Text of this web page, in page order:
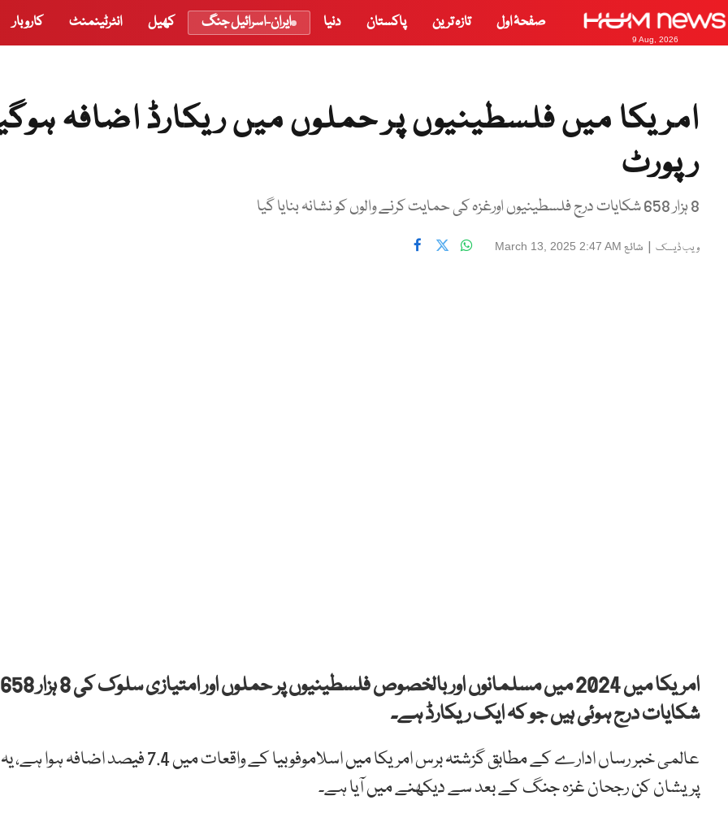
9 Aug, 2026
صفحۂ اول تازہ ترین پاکستان دنیا ایران-اسرائیل جنگ کھیل انٹرٹینمنٹ کاروبار
امریکا میں فلسطینیوں پر حملوں میں ریکارڈ اضافہ
رپورٹ
8 ہزار 658 شکایات درج فلسطینیوں اورغزہ کی حمایت کرنے والوں کو نشانہ بنایا گیا
ویب ڈیسک | شائع March 13, 2025 2:47 AM
امریکا میں 2024 میں مسلمانوں اور بالخصوص فلسطینیوں پر حملوں اور امتیازی سلوک کی 8 ہزار 658
شکایات درج ہوئی ہیں جو کہ ایک ریکارڈ ہے۔
عالمی خبر رساں ادارے کے مطابق گزشتہ برس امریکا میں اسلاموفوبیا کے واقعات میں 7.4 فیصد اضافہ ہوا ہے، یہ
پریشان کن رجحان غزہ جنگ کے بعد سے دیکھنے میں آیا ہے۔